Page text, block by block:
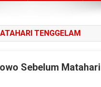
TENGGELAM
Sebelum Matahari